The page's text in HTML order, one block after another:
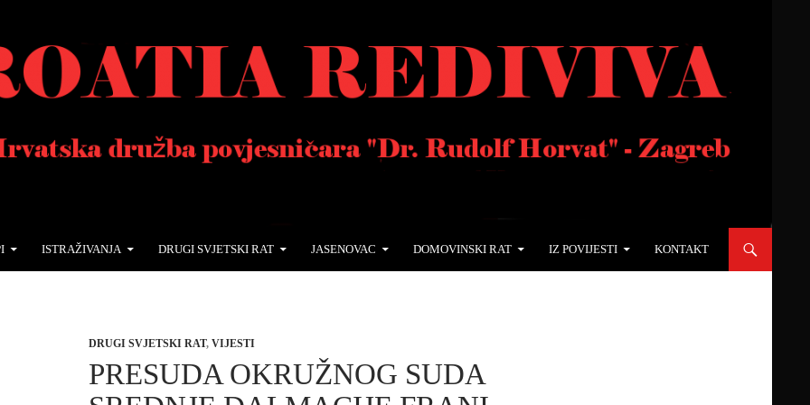
ISTRAŽIVANJA DRUGI SVJETSKI RAT JASENOVAC DOMOVINSKI RAT IZ POVIJESTI KONTAKT
DRUGI SVJETSKI RAT, VIJESTI
PRESUDA OKRUŽNOG SUDA